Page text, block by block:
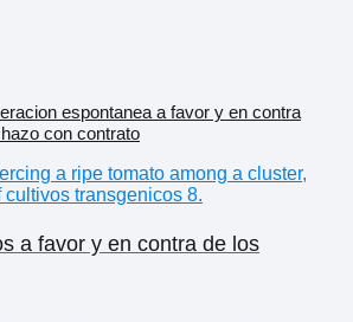
espontanea a favor y en contra
con contrato
a favor y en contra de los